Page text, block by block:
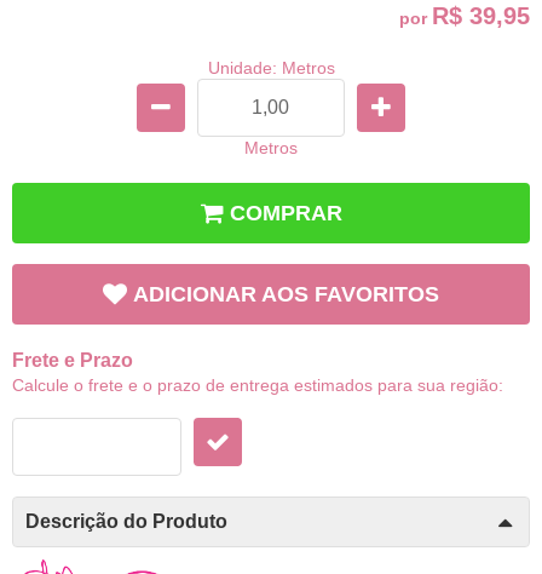
por R$ 39,95
Unidade: Metros
Metros
COMPRAR
ADICIONAR AOS FAVORITOS
Frete e Prazo
Calcule o frete e o prazo de entrega estimados para sua região:
Descrição do Produto